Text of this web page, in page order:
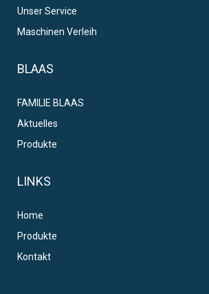
Unser Service
Maschinen Verleih
BLAAS
FAMILIE BLAAS
Aktuelles
Produkte
LINKS
Home
Produkte
Kontakt